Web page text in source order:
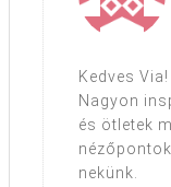
Kedves Via!
Nagyon
és ötletek
nekünk.